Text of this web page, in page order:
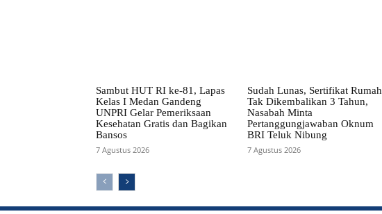
Sambut HUT RI ke-81, Lapas
Kelas I Medan Gandeng
UNPRI Gelar Pemeriksaan
Kesehatan Gratis dan Bagikan
Bansos
7 Agustus 2026
Sudah Lunas, Sertifikat Rumah
Tak Dikembalikan 3 Tahun,
Nasabah Minta
Pertanggungjawaban Oknum
BRI Teluk Nibung
7 Agustus 2026